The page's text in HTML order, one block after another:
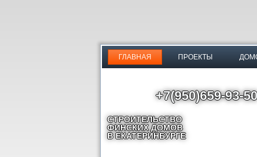
ГЛАВНАЯ ПРОЕКТЫ
+7(950)659-93-
СТРОИТЕЛЬСТВО
ФИНСКИХ ДОМОВ
В ЕКАТЕРИНБУРГЕ